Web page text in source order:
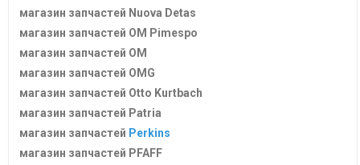
магазин запчастей Nuova Detas
магазин запчастей OM Pimespo
магазин запчастей OM
магазин запчастей OMG
магазин запчастей Otto Kurtbach
магазин запчастей Patria
магазин запчастей Perkins
магазин запчастей PFAFF